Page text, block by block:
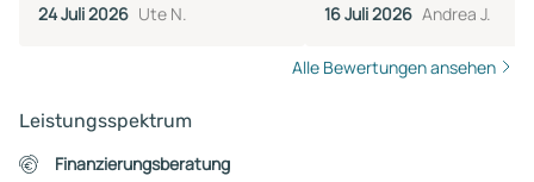
24 Juli 2026 Ute N. 16 Juli 2026 Andrea J.
Alle Bewertungen ansehen
Leistungsspektrum
Finanzierungsberatung